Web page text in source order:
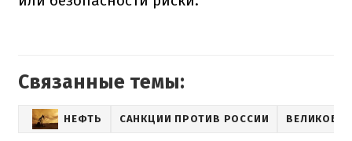
Связанные темы:
НЕФТЬ САНКЦИИ ПРОТИВ РОССИИ